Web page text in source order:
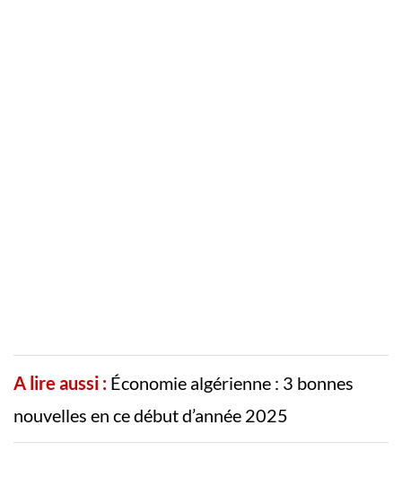
A lire aussi : Économie algérienne : 3 bonnes
nouvelles en ce début d’année 2025